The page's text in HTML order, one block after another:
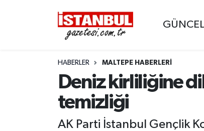
GÜNCEL
HABERLER MALTEPE HABERLERI
Deniz kirliliğine
temizliği
AK Parti İstanbul Gençlik
EKONOMİ
İSTANBUL
Nöbetçi Eczaneler
Hava Durumu
Trafik Durumu
Süper Lig Puan Durumu ve Fikstür